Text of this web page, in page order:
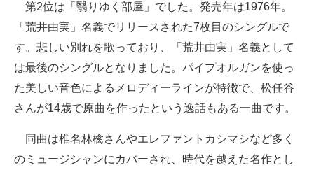
第2位は「翳りゆく部屋」でした。発売年は1976年。
「荒井由実」名義でリリースされた7枚目のシングルで
す。悲しい別れを歌っており、「荒井由実」名義として
は最後のシングルとなりました。パイプオルガンを使っ
た美しい音色によるメロディーラインが特徴で、松任谷
さんが14歳で原曲を作ったという逸話もある一曲です。
同曲は椎名林檎さんやエレファントカシマシなど多く
のミュージシャンにカバーされ、時代を越えた名作とし